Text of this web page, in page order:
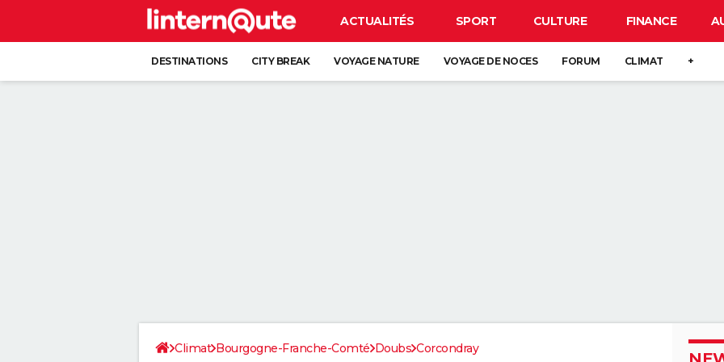
ACTUALITÉS SPORT CULTURE FINANCE
DESTINATIONS CITY BREAK VOYAGE NATURE VOYAGE DE NOCES FORUM CLIMAT +
Climat Bourgogne-Franche-Comté Doubs Corcondray